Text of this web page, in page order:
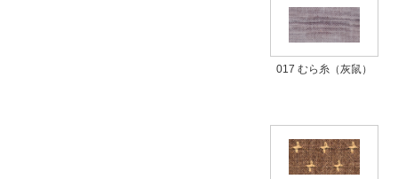
017 むら糸（灰鼠）